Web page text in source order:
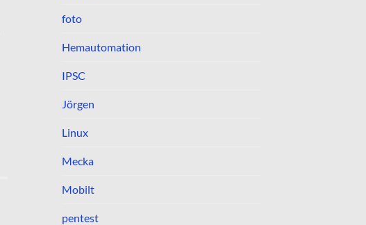
foto
Hemautomation
IPSC
Jörgen
Linux
Mecka
Mobilt
pentest